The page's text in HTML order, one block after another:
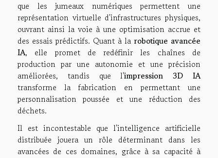
que les jumeaux numériques permettent une
représentation virtuelle d'infrastructures physiques,
ouvrant ainsi la voie à une optimisation accrue et
des essais prédictifs. Quant à la robotique avancée
IA, elle promet de redéfinir les chaînes de
production par une autonomie et une précision
améliorées, tandis que l'impression 3D IA
transforme la fabrication en permettant une
personnalisation poussée et une réduction des
déchets.
Il est incontestable que l'intelligence artificielle
distribuée jouera un rôle déterminant dans les
avancées de ces domaines, grâce à sa capacité à